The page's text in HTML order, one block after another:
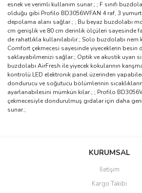
esnek ve verimli kullanım sunar.; ; F sınıfı
olduğu gibi Profilo BD3056WFAN 4 raf, 3
depolama alanı sağlar.; ; Bu beyaz buzdolabı
cm genişlik ve 80 cm derinlik ölçüleri sayesinde
de rahatlıkla kullanılabilir.; Solo buzdolabı nem
Comfort çekmecesi sayesinde yiyeceklerin besin
saklayabilmenizi sağlar.; Optik ve akustik uyarı
buzdolabı AirFresh ile yiyecek kokularının
kontrolü LED elektronik panel üzerinden
dondurucu ve soğutucu bölümlerinin
ayarlanabilesini mümkün kılar.; ; Profilo
çekmecesiyle dondurulmuş gıdalar için daha
sunar.;
Bu ürüne ilk yorumu siz
Ürün resmi kalitesiz, bozuk veya
KURUMSAL
İletişim
Kargo Takibi